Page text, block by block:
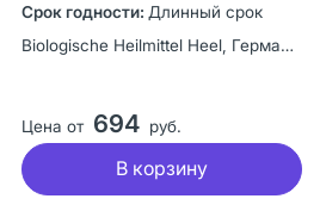
Длинный срок
Biologische Heilmittel Heel, Германия
Цена от 694 руб.
В корзину